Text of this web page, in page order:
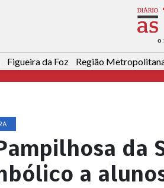
Figueira da Foz Região
da
a